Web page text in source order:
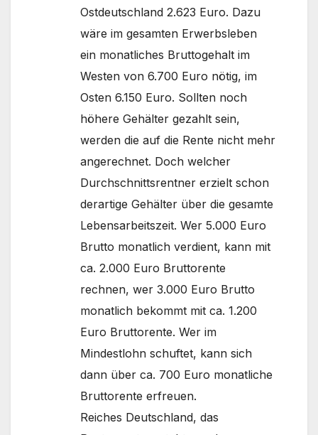
Ostdeutschland 2.623 Euro. Dazu
wäre im gesamten Erwerbsleben
ein monatliches Bruttogehalt im
Westen von 6.700 Euro nötig, im
Osten 6.150 Euro. Sollten noch
höhere Gehälter gezahlt sein,
werden die auf die Rente nicht mehr
angerechnet. Doch welcher
Durchschnittsrentner erzielt schon
derartige Gehälter über die gesamte
Lebensarbeitszeit. Wer 5.000 Euro
Brutto monatlich verdient, kann mit
ca. 2.000 Euro Bruttorente
rechnen, wer 3.000 Euro Brutto
monatlich bekommt mit ca. 1.200
Euro Bruttorente. Wer im
Mindestlohn schuftet, kann sich
dann über ca. 700 Euro monatliche
Bruttorente erfreuen.
Reiches Deutschland, das